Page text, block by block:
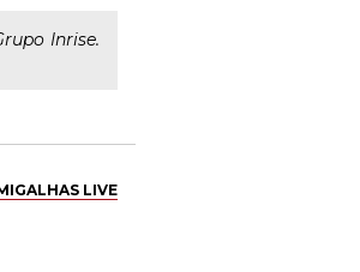
Inrise.
LIVE